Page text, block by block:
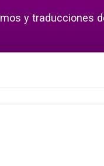
y traducciones